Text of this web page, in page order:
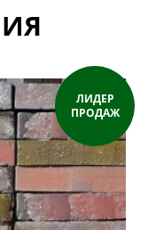
ЛИДЕР
ПРОДАЖ